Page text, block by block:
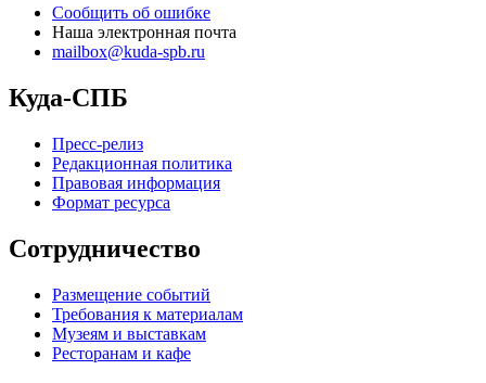
Сообщить об ошибке
Наша электронная почта
mailbox@kuda-spb.ru
Куда-СПБ
Пресс-релиз
Редакционная политика
Правовая информация
Формат ресурса
Сотрудничество
Размещение событий
Требования к материалам
Музеям и выставкам
Ресторанам и кафе